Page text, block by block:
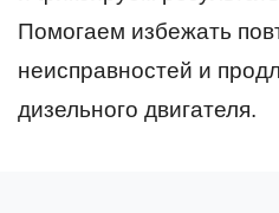
Помогаем избежать
неисправностей и
дизельного двигателя.